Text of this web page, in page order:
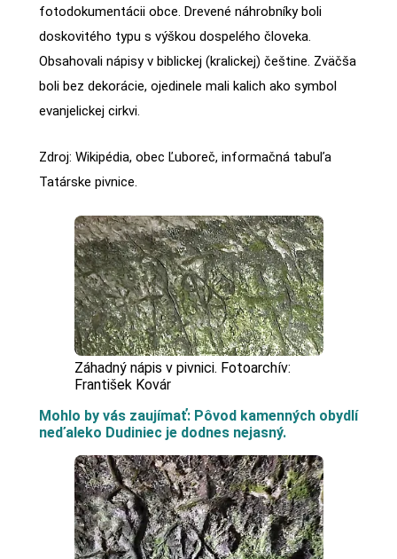
fotodokumentácii obce. Drevené náhrobníky boli
doskovitého typu s výškou dospelého človeka.
Obsahovali nápisy v biblickej (kralickej) češtine. Zväčša
boli bez dekorácie, ojedinele mali kalich ako symbol
evanjelickej cirkvi.
Zdroj: Wikipédia, obec Ľuboreč, informačná tabuľa
Tatárske pivnice.
Záhadný nápis v pivnici. Fotoarchív:
František Kovár
Mohlo by vás zaujímať: Pôvod kamenných obydlí
neďaleko Dudiniec je dodnes nejasný.